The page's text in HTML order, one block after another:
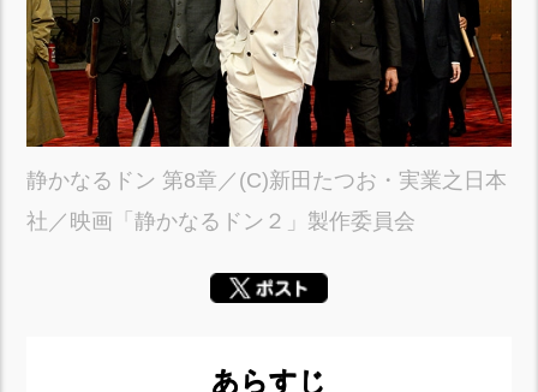
静かなるドン 第8章／(C)新田たつお・実業之日本
社／映画「静かなるドン２」製作委員会
あらすじ